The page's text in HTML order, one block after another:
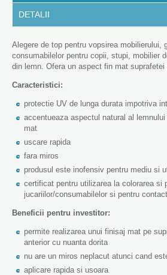
DETALII
Alegere de top pentru vopsirea mobilierului,
consumabilelor pentru copii, stupi, mobilier
din lemn. Ofera un aspect fin mat suprafetei
Caracteristici:
protectie UV de lunga durata impotriva
accentueaza aspectul natural al
mat
uscare rapida
fara miros
produsul este inofensiv pentru mediu si
certificat pentru utilizarea la colorarea si
jucariilor/consumabilelor si pentru
Beneficii pentru investitor:
permite realizarea unui finisaj mat pe
anterior cu nuanta dorita
nu are un miros neplacut atunci cand
aplicare rapida si usoara